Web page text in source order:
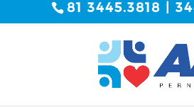
81 3445.3818 |